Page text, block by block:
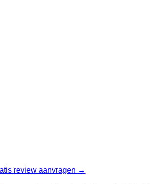
review aanvragen →